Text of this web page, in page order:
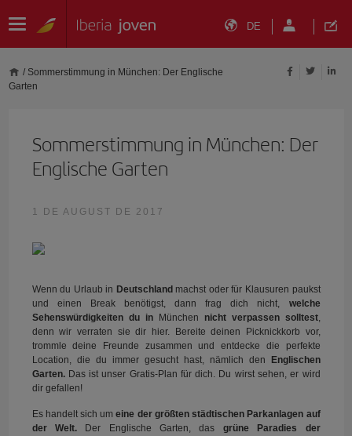
DE
/ Sommerstimmung in München: Der Englische
Garten
Sommerstimmung in München: Der
Englische Garten
1 DE AUGUST DE 2017
Wenn du Urlaub in Deutschland machst oder für Klausuren paukst
und einen Break benötigst, dann frag dich nicht, welche
Sehenswürdigkeiten du in
München nicht verpassen solltest,
denn wir verraten sie dir hier. Bereite deinen Picknickkorb vor,
trommle deine Freunde zusammen und entdecke die perfekte
Location, die du immer gesucht hast, nämlich den
Englischen
Garten.Das ist unser Gratis-Plan für dich. Du wirst sehen, er wird
dir gefallen!
Es handelt sich umeine der größten städtischen Parkanlagen auf
der Welt.Der Englische Garten, das grüne Paradies der